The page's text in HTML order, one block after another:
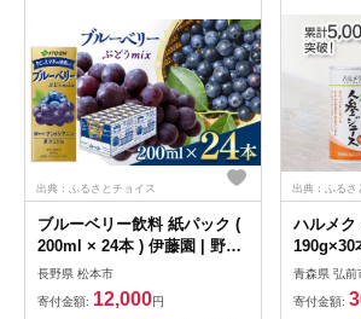
フルー
ルメ 瓶
詰め合
出典：ふるさとチョイス
ブルーベリー飲料 紙パック (
200ml × 24本 ) 伊藤園 | 野菜
フルーツ ジュース ドリンク
飲料 健康 食品 砂糖 食塩 不
使用 長期常温可能 1ケース
長野県 松本市
寄付金額: 12,000円
出典：ふるさ
ハルメク
190g×30
んじんジ
りんご
タミンA
青森県 弘前
寄付金額: